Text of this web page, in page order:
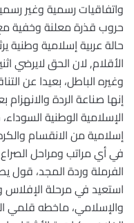
واتفاقيات رسمية وغير
حروب قذرة معلنة وخفية
حالة عربية إسلامية
الأقلام, لان الحق لايرضي
وغيره الباطل، بعيدا عن
إنها صناعة الردة
الإسلامية الوطنية
إسلامية من الانقسام
في أي مراتب ومراحل
الفرملة وردة المجد، قول
استعيد في مرحلة الإفلاس
والإسلامي، ماخطه قلمي